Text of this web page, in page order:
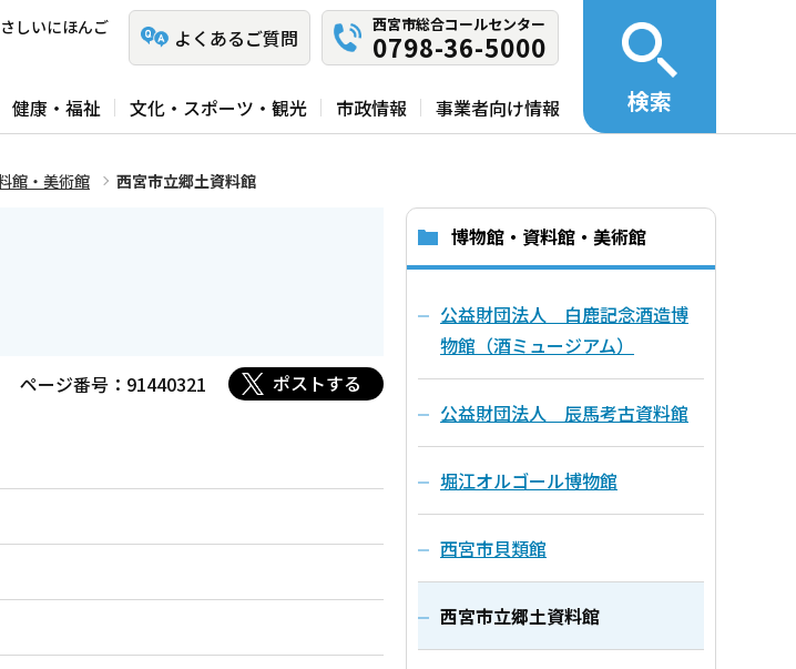
しいにほんご よくあるご質問
西宮市総合コールセンター
0798-36-5000
健康・福祉 文化・スポーツ・観光 市政情報 事業者向け情報 検索
館・美術館 西宮市立郷土資料館
ページ番号：91440321 ポストする
博物館・資料館・美術館
公益財団法人 白鹿記念酒造博
物館（酒ミュージアム）
公益財団法人 辰馬考古資料館
堀江オルゴール博物館
西宮市貝類館
西宮市立郷土資料館